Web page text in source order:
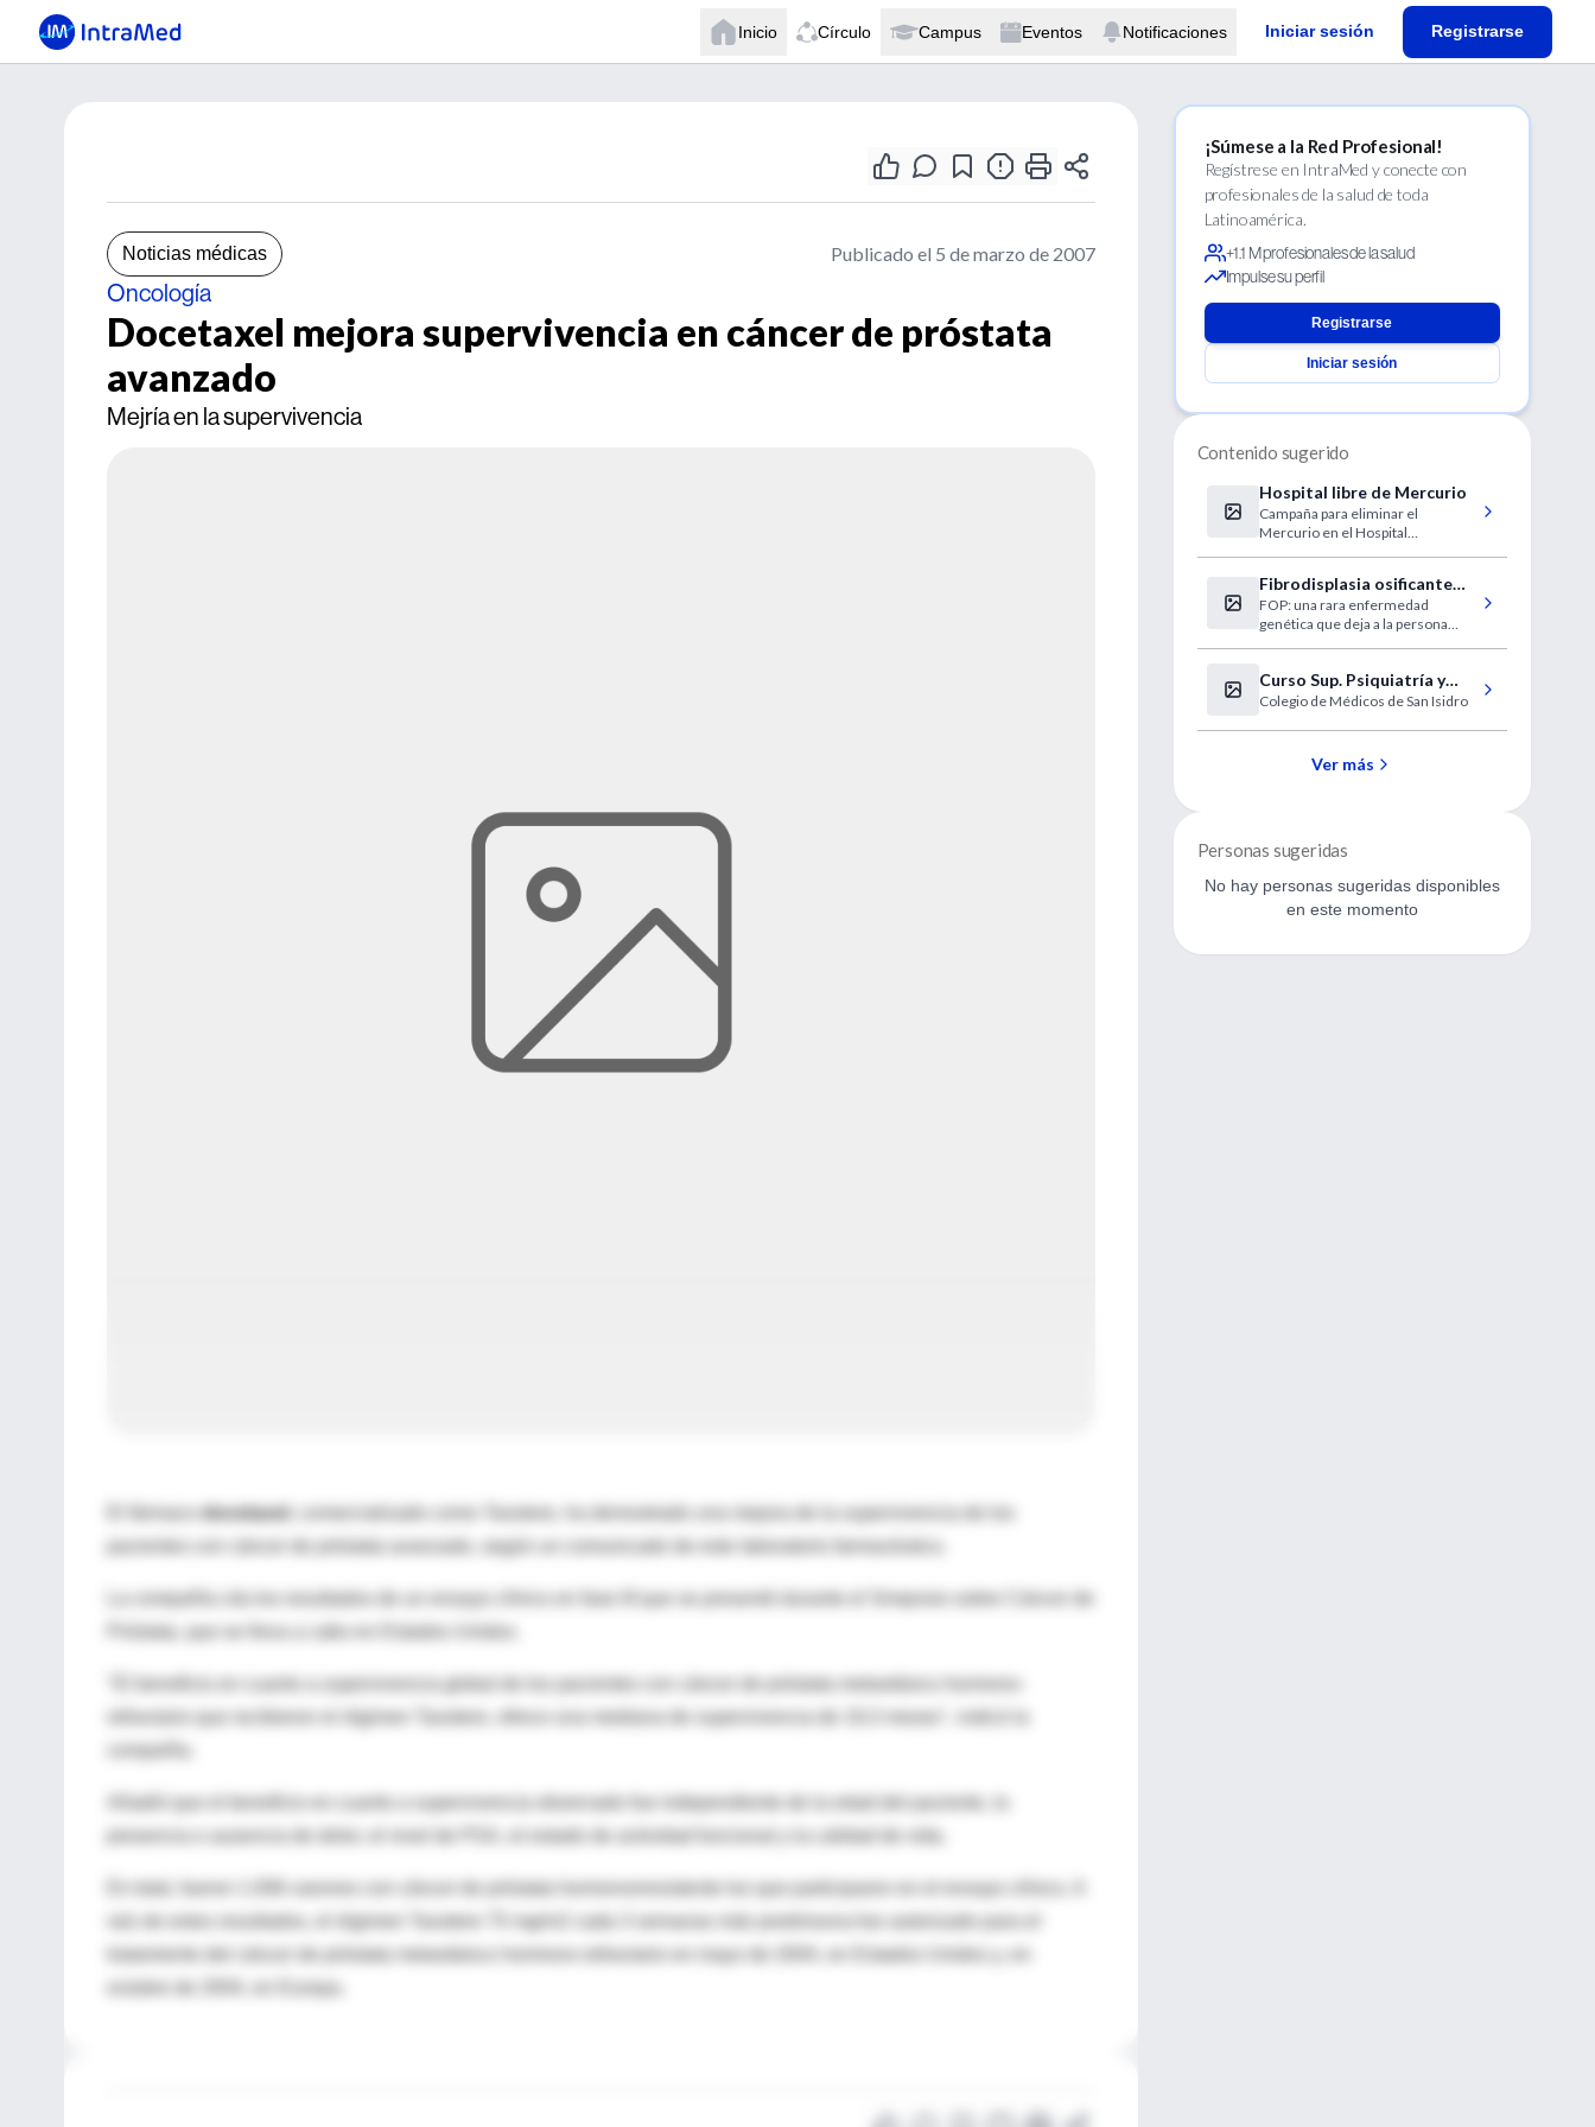
Inicio Círculo Campus Eventos Notificaciones Iniciar sesión Registrarse
Noticias médicas Publicado el 5 de marzo de 2007
Oncología
Docetaxel mejora supervivencia en cáncer de próstata
avanzado
Mejría en la supervivencia
docetaxel
, comercializado como Taxotore, ha demostrado una mejora de la supervivencia de los
pacientes con cáncer de próstata avanzado, según un comunicado de este laboratorio farmacéutico.
La compañía cita los resultados de un ensayo clínico en fase III que se presentó durante el Simposio sobre Cáncer de
"El beneficio en cuanto a supervivencia global de los pacientes con cáncer de próstata metastásico hormono-
refractario que recibieron el régimen Taxotere, ofrece una mediana de supervivencia de 19,3 meses", indicó la
Añadió que el beneficio en cuanto a supervivencia observado fue independiente de la edad del paciente, la
En total, fueron 1.006 varones con cáncer de próstata hormonorresistente los que participaron en el ensayo clínico. A
raíz de estos resultados, el régimen Taxotere 75 mg/m2 cada 3 semanas más prednisona fue autorizado para el
tratamiento del cáncer de próstata metastásico hormono-refractario en mayo de 2004, en Estados Unidos y, en
¡Súmese a la Red Profesional!
Regístrese en IntraMed y conecte con
profesionales de la salud de toda
Latinoamérica.
+1.1 M profesionales de la salud
Impulse su perfil
Registrarse
Iniciar sesión
Contenido sugerido
Hospital libre de Mercurio
Campaña para eliminar el
Mercurio en el Hospital
Fibrodisplasia osificante
progresiva
FOP: una rara enfermedad
genética que deja a la persona
Curso Sup. Psiquiatría y
Psicología Pediátrica
Colegio de Médicos de San Isidro
Ver más
Personas sugeridas
No hay personas sugeridas disponibles
en este momento